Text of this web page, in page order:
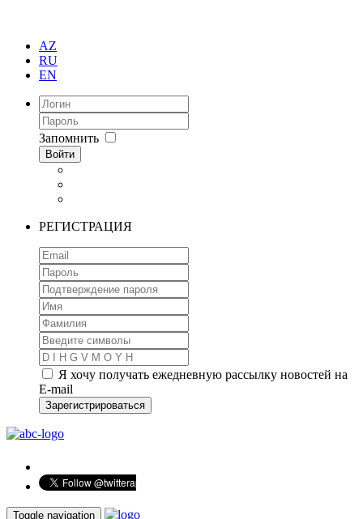
AZ
RU
EN
Запомнить
Войти
РЕГИСТРАЦИЯ
Я хочу получать ежедневную рассылку новостей на
E-mail
Зарегистрироваться
Toggle navigation